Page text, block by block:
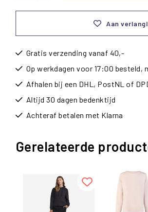
Aan
Gratis verzending vanaf 40,-
Op werkdagen voor 17:00 besteld,
Afhalen bij een DHL, PostNL of
Altijd 30 dagen bedenktijd
Achteraf betalen met Klarna
Gerelateerde